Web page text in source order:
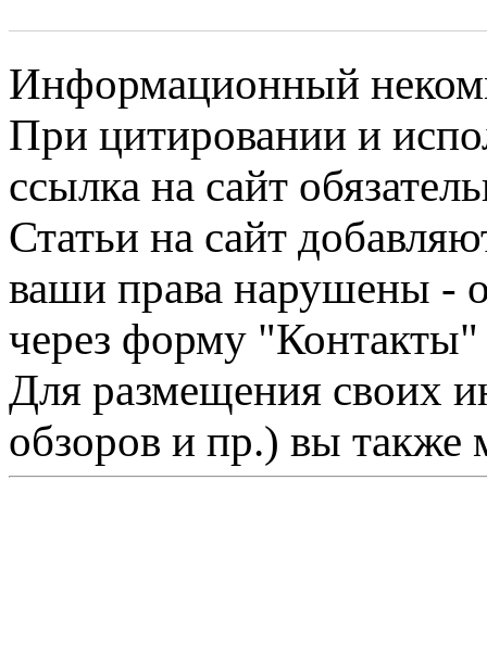
Информационный
При цитировании и
ссылка на сайт
Статьи на сайт
ваши права нарушены -
через форму "Контакты"
Для размещения своих
обзоров и пр.) вы также